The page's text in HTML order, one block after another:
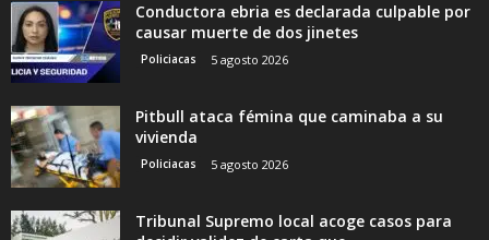
Conductora ebria es declarada culpable por
causar muerte de dos jinetes
Policiacas 5 agosto 2026
Pitbull ataca fémina que caminaba a su
vivienda
Policiacas 5 agosto 2026
Tribunal Supremo local acoge casos para